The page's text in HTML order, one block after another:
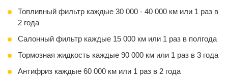
Топливный фильтр каждые 30 000 - 40 000 км или 1 раз в
2 года
Салонный фильтр каждые 15 000 км или 1 раз в полгода
Тормозная жидкость каждые 90 000 км или 1 раз в 3 года
Антифриз каждые 60 000 км или 1 раз в 2 года